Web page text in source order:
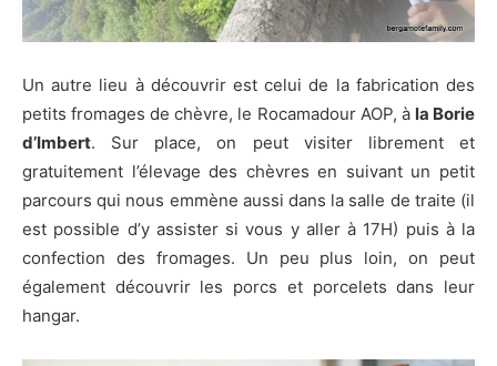
Un autre lieu à découvrir est celui de la fabrication des
petits fromages de chèvre, le Rocamadour AOP, à la Borie
d’Imbert. Sur place, on peut visiter librement et
gratuitement l’élevage des chèvres en suivant un petit
parcours qui nous emmène aussi dans la salle de traite (il
est possible d’y assister si vous y aller à 17H) puis à la
confection des fromages. Un peu plus loin, on peut
également découvrir les porcs et porcelets dans leur
hangar.